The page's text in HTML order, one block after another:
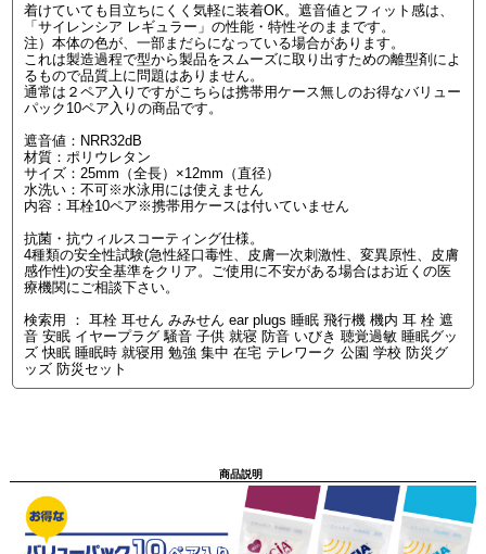
着けていても目立ちにくく気軽に装着OK。遮音値とフィット感は、
「サイレンシア レギュラー」の性能・特性そのままです。
注）本体の色が、一部まだらになっている場合があります。
これは製造過程で型から製品をスムーズに取り出すための離型剤によ
るもので品質上に問題はありません。
通常は２ペア入りですがこちらは携帯用ケース無しのお得なバリュー
パック10ペア入りの商品です。
遮音値：NRR32dB
材質：ポリウレタン
サイズ：25mm（全長）×12mm（直径）
水洗い：不可※水泳用には使えません
内容：耳栓10ペア※携帯用ケースは付いていません
抗菌・抗ウィルスコーティング仕様。
4種類の安全性試験(急性経口毒性、皮膚一次刺激性、変異原性、皮膚
感作性)の安全基準をクリア。ご使用に不安がある場合はお近くの医
療機関にご相談下さい。
検索用 ： 耳栓 耳せん みみせん ear plugs 睡眠 飛行機 機内 耳 栓 遮
音 安眠 イヤープラグ 騒音 子供 就寝 防音 いびき 聴覚過敏 睡眠グッ
ズ 快眠 睡眠時 就寝用 勉強 集中 在宅 テレワーク 公園 学校 防災グ
ッズ 防災セット
商品説明